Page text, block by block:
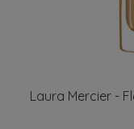
Laura Mercier -